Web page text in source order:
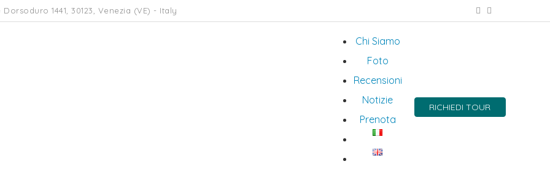
Dorsoduro 1441, 30123, Venezia (VE) - Italy
Chi Siamo
Foto
Recensioni
Notizie
Prenota
RICHIEDI TOUR